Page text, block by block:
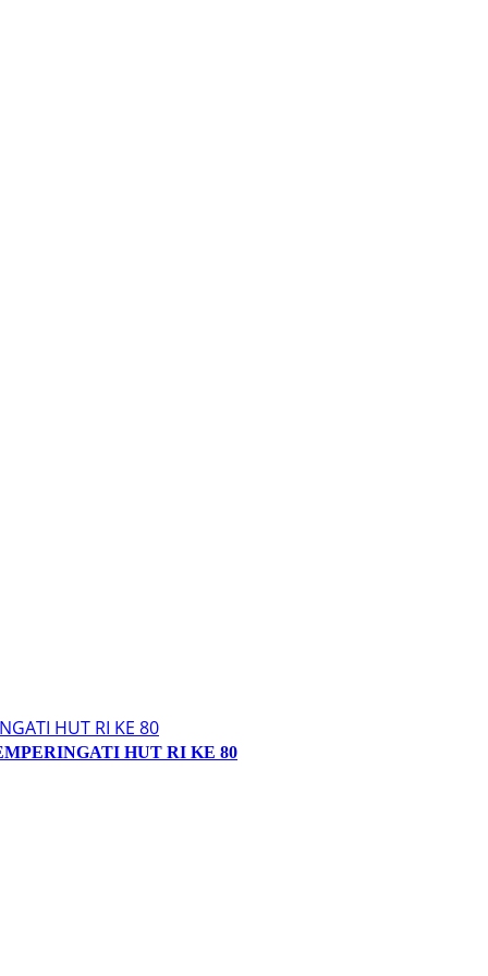
HUT RI KE 80